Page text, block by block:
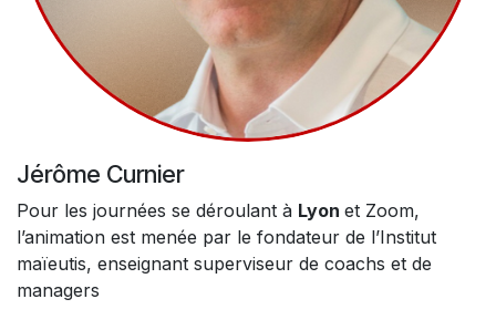
Jérôme Curnier
Pour les journées se déroulant à Lyon et Zoom,
l’animation est menée par le fondateur de l’Institut
maïeutis, enseignant superviseur de coachs et de
managers